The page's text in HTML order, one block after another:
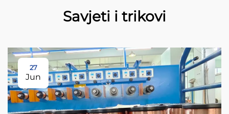
Savjeti i trikovi
27
Jun